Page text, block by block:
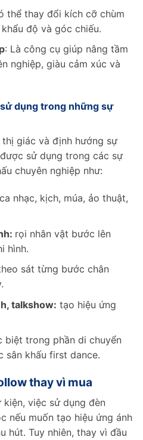
thể thay đổi kích cỡ chùm
độ và góc chiếu.
: Là công cụ giúp nâng tầm
nghiệp, giàu cảm xúc và
dụng trong những sự
giác và định hướng sự
sử dụng trong các sự
chuyên nghiệp như:
ca nhạc, kịch, múa, ảo thuật,
rọi nhân vật bước lên
hình.
sát từng bước chân
talkshow: tạo hiệu ứng
biệt trong phần di chuyển
sân khấu first dance.
thay vì mua
việc sử dụng đèn
nếu muốn tạo hiệu ứng ánh
hút. Tuy nhiên, thay vì đầu